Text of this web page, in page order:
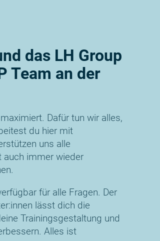
das LH Group
Team an der
Dafür tun wir alles,
du hier mit
uns alle
auch immer wieder
für alle Fragen. Der
lässt dich die
Trainingsgestaltung und
Alles ist